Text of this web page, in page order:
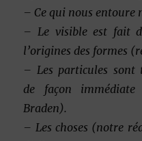
– Ce qui nous entoure
– Le visible est fait
l’origines des formes
– Les particules sont
de façon
Braden).
– Les choses (notre